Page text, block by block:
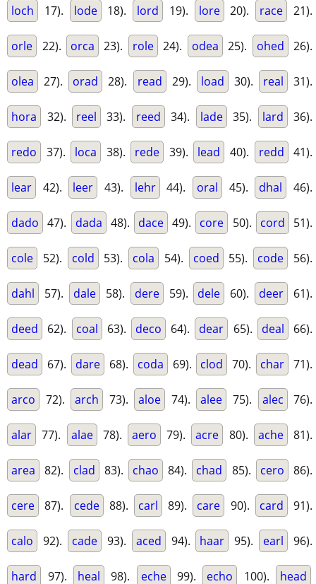
loch 17). lode 18). lord 19). lore 20). race 21).
orle 22). orca 23). role 24). odea 25). ohed 26).
olea 27). orad 28). read 29). load 30). real 31).
hora 32). reel 33). reed 34). lade 35). lard 36).
redo 37). loca 38). rede 39). lead 40). redd 41).
lear 42). leer 43). lehr 44). oral 45). dhal 46).
dado 47). dada 48). dace 49). core 50). cord 51).
cole 52). cold 53). cola 54). coed 55). code 56).
dahl 57). dale 58). dere 59). dele 60). deer 61).
deed 62). coal 63). deco 64). dear 65). deal 66).
dead 67). dare 68). coda 69). clod 70). char 71).
arco 72). arch 73). aloe 74). alee 75). alec 76).
alar 77). alae 78). aero 79). acre 80). ache 81).
area 82). clad 83). chao 84). chad 85). cero 86).
cere 87). cede 88). carl 89). care 90). card 91).
calo 92). cade 93). aced 94). haar 95). earl 96).
hard 97). heal 98). eche 99). echo 100). head